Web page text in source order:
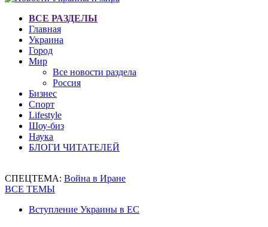
ВСЕ РАЗДЕЛЫ
Главная
Украина
Город
Мир
Все новости раздела
Россия
Бизнес
Спорт
Lifestyle
Шоу-биз
Наука
БЛОГИ ЧИТАТЕЛЕЙ
СПЕЦТЕМА: Война в Иране
ВСЕ ТЕМЫ
Вступление Украины в ЕС